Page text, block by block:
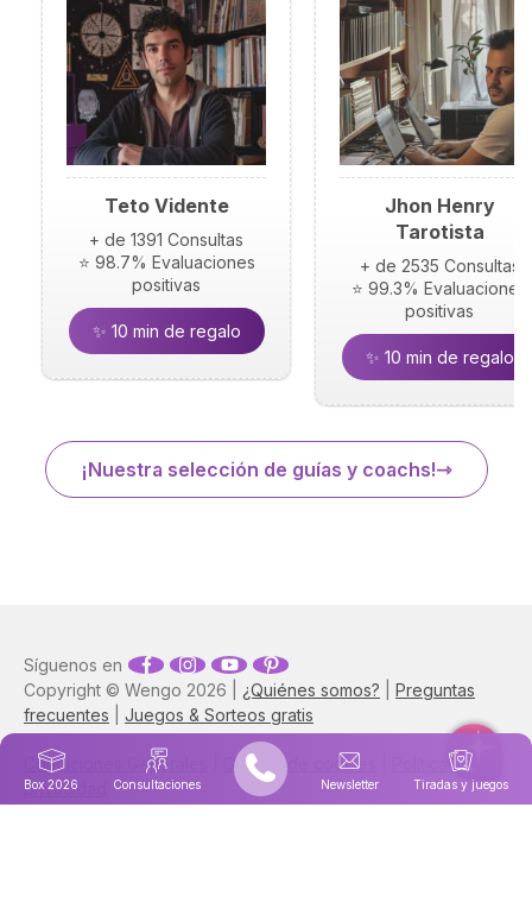
Teto Vidente
+ de 1391 Consultas
⭐ 98.7% Evaluaciones
positivas
✨ 10 min de regalo
Jhon Henry
Tarotista
+ de 2535 Consultas
⭐ 99.3% Evaluaciones
positivas
✨ 10 min de regalo
¡Nuestra selección de guías y coachs!
Box 2026 Consultaciones Newsletter Tiradas y juegos
Copyright © Wengo 2026 | ¿Quiénes somos?
Preguntas
frecuentes
Juegos & Sorteos gratis
Condiciones Generales Gestion de cookies
Política de
privacidad
Síguenos en